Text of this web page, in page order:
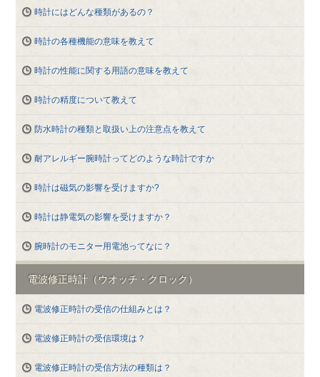
時計にはどんな種類があるの？
時計の各種機能の意味を教えて
時計の性能に関する用語の意味を教えて
時計の精度について教えて
防水時計の種類と取扱い上の注意点を教えて
耐アレルギー腕時計ってどのような時計ですか
時計は磁気の影響を受けますか?
時計は静電気の影響を受けますか？
腕時計のモニター用電池ってなに？
電波修正時計（ウオッチ・クロック）
電波修正時計の受信の仕組みとは？
電波修正時計の受信環境は？
電波修正時計の受信方法の種類は？